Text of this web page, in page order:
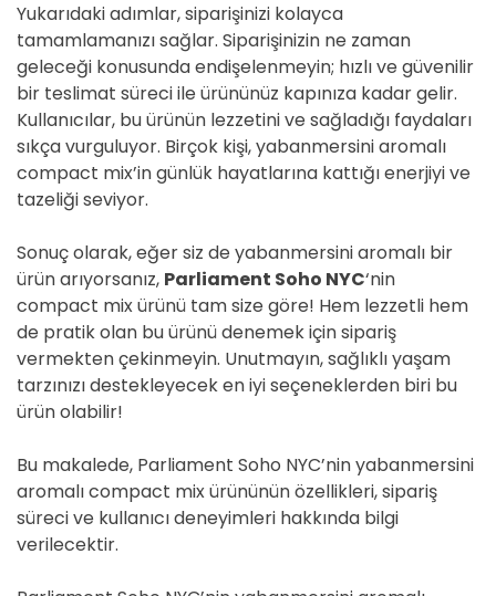
Yukarıdaki adımlar, siparişinizi kolayca
tamamlamanızı sağlar. Siparişinizin ne zaman
geleceği konusunda endişelenmeyin; hızlı ve güvenilir
bir teslimat süreci ile ürününüz kapınıza kadar gelir.
Kullanıcılar, bu ürünün lezzetini ve sağladığı faydaları
sıkça vurguluyor. Birçok kişi, yabanmersini aromalı
compact mix’in günlük hayatlarına kattığı enerjiyi ve
tazeliği seviyor.
Sonuç olarak, eğer siz de yabanmersini aromalı bir
ürün arıyorsanız, Parliament Soho NYC‘nin
compact mix ürünü tam size göre! Hem lezzetli hem
de pratik olan bu ürünü denemek için sipariş
vermekten çekinmeyin. Unutmayın, sağlıklı yaşam
tarzınızı destekleyecek en iyi seçeneklerden biri bu
ürün olabilir!
Bu makalede, Parliament Soho NYC’nin yabanmersini
aromalı compact mix ürününün özellikleri, sipariş
süreci ve kullanıcı deneyimleri hakkında bilgi
verilecektir.